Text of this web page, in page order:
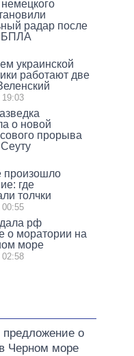
радар после
БПЛА
украинской
работают две
19:03
о новой
прорыва
произошло
где
толчки
00:55
рф
о моратории на
море
02:58
о
Черном море